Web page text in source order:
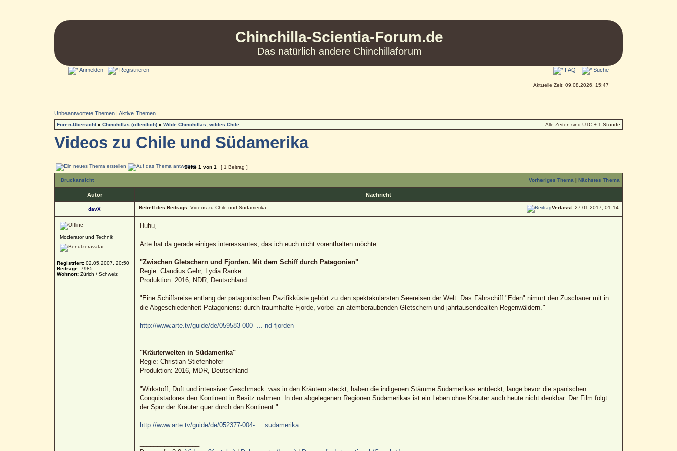
Chinchilla-Scientia-Forum.de
Das natürlich andere Chinchillaforum
Anmelden Registrieren FAQ Suche
Aktuelle Zeit: 09.08.2026, 15:47
Unbeantwortete Themen| Aktive Themen
Foren-Übersicht» Chinchillas (öffentlich)» Wilde Chinchillas, wildes Chile Alle Zeiten sind UTC + 1 Stunde
Videos zu Chile und Südamerika
Seite 1 von 1 [ 1 Beitrag ]
Druckansicht Vorheriges Thema | Nächstes Thema
Autor Nachricht
davX Betreff des Beitrags:Videos zu Chile und Südamerika Verfasst:27.01.2017, 01:14
Moderator und Technik
Registriert:02.05.2007, 20:50
Beiträge:7985
Wohnort:Zürich / Schweiz
Huhu,
Arte hat da gerade einiges interessantes, das ich euch nicht vorenthalten möchte:
"Zwischen Gletschern und Fjorden. Mit dem Schiff durch Patagonien"
Regie: Claudius Gehr, Lydia Ranke
Produktion: 2016, NDR, Deutschland
"Eine Schiffsreise entlang der patagonischen Pazifikküste gehört zu den spektakulärsten Seereisen der Welt. Das Fährschiff "Eden" nimmt den Zuschauer mit in
die Abgeschiedenheit Patagoniens: durch traumhafte Fjorde, vorbei an atemberaubenden Gletschern und jahrtausendealten Regenwäldern."
http://www.arte.tv/guide/de/059583-000- ... nd-fjorden
"Kräuterwelten in Südamerika"
Regie: Christian Stiefenhofer
Produktion: 2016, MDR, Deutschland
"Wirkstoff, Duft und intensiver Geschmack: was in den Kräutern steckt, haben die indigenen Stämme Südamerikas entdeckt, lange bevor die spanischen
Conquistadores den Kontinent in Besitz nahmen. In den abgelegenen Regionen Südamerikas ist ein Leben ohne Kräuter auch heute nicht denkbar. Der Film folgt
der Spur der Kräuter quer durch den Kontinent."
http://www.arte.tv/guide/de/052377-004- ... sudamerika